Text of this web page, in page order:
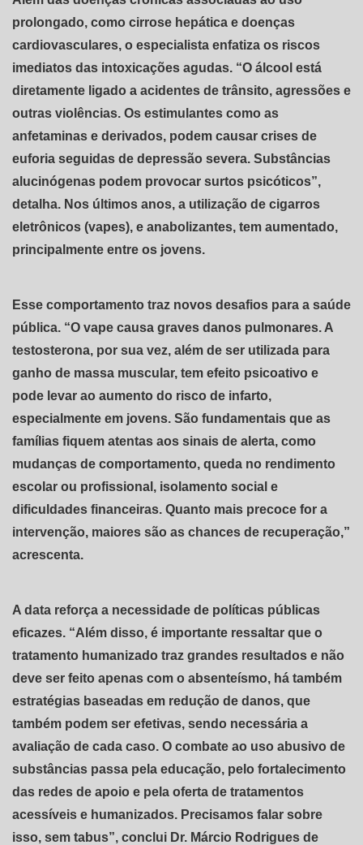
prolongado, como cirrose hepática e doenças
cardiovasculares, o especialista enfatiza os riscos
imediatos das intoxicações agudas. “O álcool está
diretamente ligado a acidentes de trânsito, agressões e
outras violências. Os estimulantes como as
anfetaminas e derivados, podem causar crises de
euforia seguidas de depressão severa. Substâncias
alucinógenas podem provocar surtos psicóticos”,
detalha. Nos últimos anos, a utilização de cigarros
eletrônicos (vapes), e anabolizantes, tem aumentado,
principalmente entre os jovens.
Esse comportamento traz novos desafios para a saúde
pública. “O vape causa graves danos pulmonares. A
testosterona, por sua vez, além de ser utilizada para
ganho de massa muscular, tem efeito psicoativo e
pode levar ao aumento do risco de infarto,
especialmente em jovens. São fundamentais que as
famílias fiquem atentas aos sinais de alerta, como
mudanças de comportamento, queda no rendimento
escolar ou profissional, isolamento social e
dificuldades financeiras. Quanto mais precoce for a
intervenção, maiores são as chances de recuperação,”
acrescenta.
A data reforça a necessidade de políticas públicas
eficazes. “Além disso, é importante ressaltar que o
tratamento humanizado traz grandes resultados e não
deve ser feito apenas com o absenteísmo, há também
estratégias baseadas em redução de danos, que
também podem ser efetivas, sendo necessária a
avaliação de cada caso. O combate ao uso abusivo de
substâncias passa pela educação, pelo fortalecimento
das redes de apoio e pela oferta de tratamentos
acessíveis e humanizados. Precisamos falar sobre
isso, sem tabus”, conclui Dr. Márcio Rodrigues de